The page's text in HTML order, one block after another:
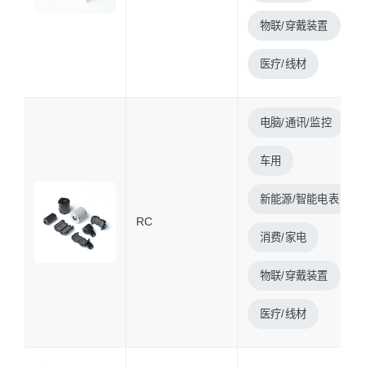
物联/穿戴装置
医疗/线材
RC
电脑/通讯/监控
车用
新能源/智能电表
消费/家电
物联/穿戴装置
医疗/线材